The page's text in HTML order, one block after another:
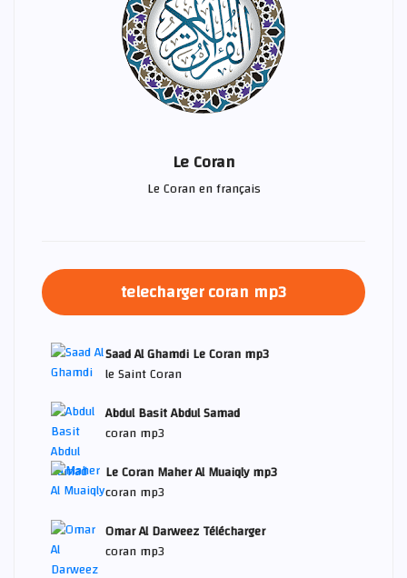
Le Coran
Le Coran en français
telecharger coran mp3
Saad Al Ghamdi Le Coran mp3
le Saint Coran
Abdul Basit Abdul Samad
coran mp3
Le Coran Maher Al Muaiqly mp3
coran mp3
Omar Al Darweez Télécharger
coran mp3